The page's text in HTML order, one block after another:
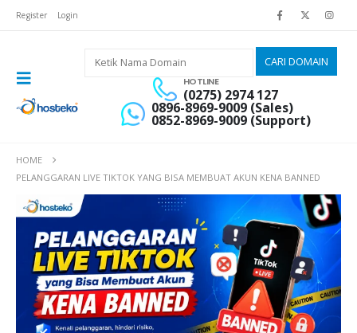
Register Login
HOTLINE
(0275) 2974 127
0896-8969-9009 (Sales)
0852-8969-9009 (Support)
HOME
PELANGGARAN LIVE TIKTOK YANG BISA MEMBUAT AKUN KENA BANNED